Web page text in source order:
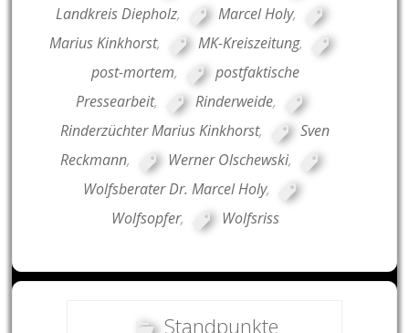
Landkreis Diepholz, Marcel Holy,
Marius Kinkhorst, MK-Kreiszeitung,
post-mortem,
postfaktische
Pressearbeit, Rinderweide,
Rinderzüchter Marius Kinkhorst,
Sven
Reckmann, Werner Olschewski,
Wolfsberater Dr. Marcel Holy,
Wolfsopfer, Wolfsriss
Standpunkte